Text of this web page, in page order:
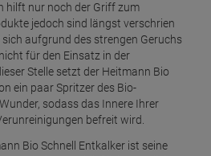
Gallseife Fleckenspray 250ml
2,19 €
= 8,76 €
Glaskeramik- und Edelstahl Reiniger
2,19€
hilft nur noch der Griff zum
jedoch sind längst verschrien
aufgrund des strengen Geruchs
für den Einsatz in der
Stelle setzt der Heitmann Bio
ein paar Spritzer des Bio-
sodass das Innere Ihrer
befreit wird.
Bio Schnell Entkalker ist seine